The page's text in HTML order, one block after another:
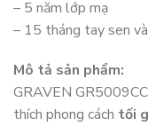
– 5 năm lớp mạ
– 15 tháng tay sen
Mô tả sản phẩm:
GRAVEN
thích phong cách tối